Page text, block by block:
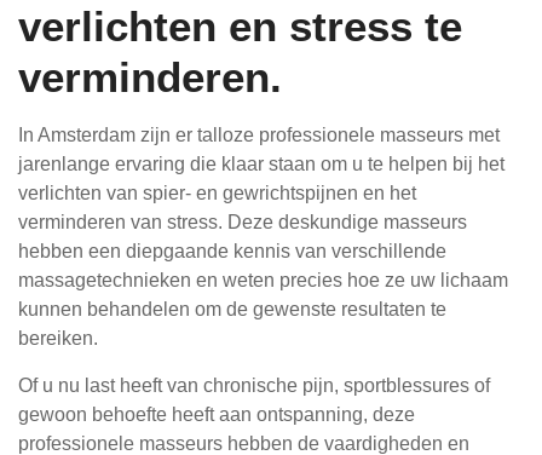
verlichten en stress te
verminderen.
In Amsterdam zijn er talloze professionele masseurs met
jarenlange ervaring die klaar staan om u te helpen bij het
verlichten van spier- en gewrichtspijnen en het
verminderen van stress. Deze deskundige masseurs
hebben een diepgaande kennis van verschillende
massagetechnieken en weten precies hoe ze uw lichaam
kunnen behandelen om de gewenste resultaten te
bereiken.
Of u nu last heeft van chronische pijn, sportblessures of
gewoon behoefte heeft aan ontspanning, deze
professionele masseurs hebben de vaardigheden en